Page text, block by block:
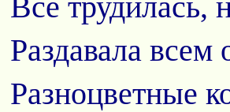
Раздавала всем
Разноцветные